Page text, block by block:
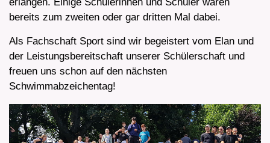
erlangen. Einige Schülerinnen und Schüler waren
bereits zum zweiten oder gar dritten Mal dabei.
Als Fachschaft Sport sind wir begeistert vom Elan und
der Leistungsbereitschaft unserer Schülerschaft und
freuen uns schon auf den nächsten
Schwimmabzeichentag!